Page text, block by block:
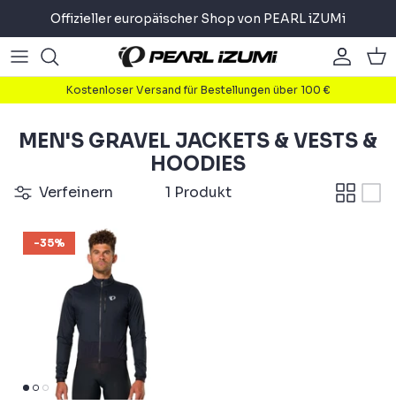
Inhalt
Offizieller europäischer Shop von PEARL iZUMi
Road
Pendler
Accessoires
Road
Pendler
Accessoires
About
Triathlon
Kostenloser Versand für Bestellungen über 100 €
MEN'S GRAVEL JACKETS & VESTS &
HOODIES
Verfeinern 1 Produkt
-35%